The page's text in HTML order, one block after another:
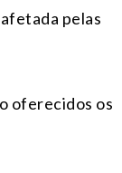
pelas
oferecidos os